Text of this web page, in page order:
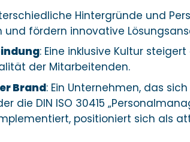
Hintergründe und
und fördern innovative
: Eine inklusive Kultur steigert
der Mitarbeitenden.
Brand: Ein Unternehmen, das sich
die DIN ISO 30415
positioniert sich als